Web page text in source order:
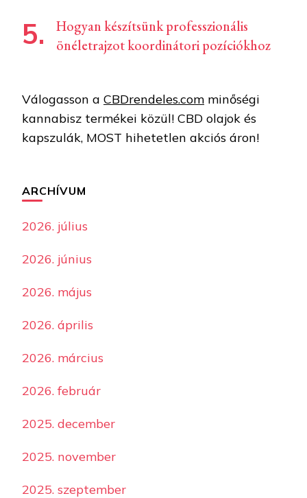
Hogyan készítsünk professzionális
önéletrajzot koordinátori pozíciókhoz
Válogasson a CBDrendeles.com minőségi
kannabisz termékei közül! CBD olajok és
kapszulák, MOST hihetetlen akciós áron!
ARCHÍVUM
2026. július
2026. június
2026. május
2026. április
2026. március
2026. február
2025. december
2025. november
2025. szeptember